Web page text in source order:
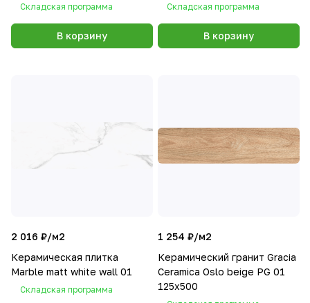
Складская программа
В корзину
Складская программа
В корзину
2 016 ₽/м2
Керамическая плитка
Marble matt white wall 01
Складская программа
1 254 ₽/м2
Керамический гранит Gracia
Ceramica Oslo beige PG 01
125x500